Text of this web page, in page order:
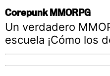
Corepunk MMORPG
Un verdadero
escuela ¡Cómo los